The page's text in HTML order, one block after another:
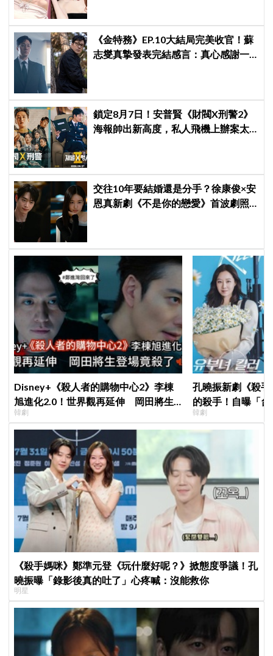
《金特務》EP.10大結局完美收官！蘇
志燮真摯發表完結感言：真心感謝一
鎖定8月7日！安普賢《財閥X刑警2》
海報帥出新高度，私人飛機上辦案太
交往10年要結婚還是分手？徐康俊×安
恩真新劇《不是你的戀愛》首波劇照
Disney+《殺人者的購物中心2》李棟
旭進化2.0！世界觀再延伸 岡田將生
登場竟殺了「他」
韓劇
孔曉振新劇《殺
的殺手！自曝「
小很多XD
韓劇
《殺手媽咪》鄭準元登《玩什麼好呢？》掀態度爭議！孔
曉振曝「錄影後真的吐了」心疼喊：沒能救你
明星